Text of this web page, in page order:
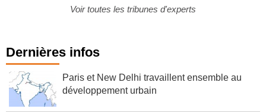
Voir toutes les tribunes d'experts
Dernières infos
Paris et New Delhi travaillent ensemble au
développement urbain